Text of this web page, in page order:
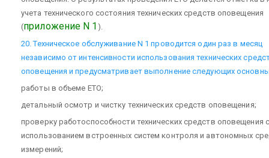
учета технического состояния технических средств оповещения
(приложение N 1 ).
20. Техническое обслуживание N 1 проводится один раз в месяц
независимо от интенсивности использования технических
оповещения и предусматривает выполнение следующих
работы в объеме ЕТО;
детальный осмотр и чистку технических средств оповещения;
проверку работоспособности технических средств оповещения с
использованием встроенных систем контроля и автономных
измерений;